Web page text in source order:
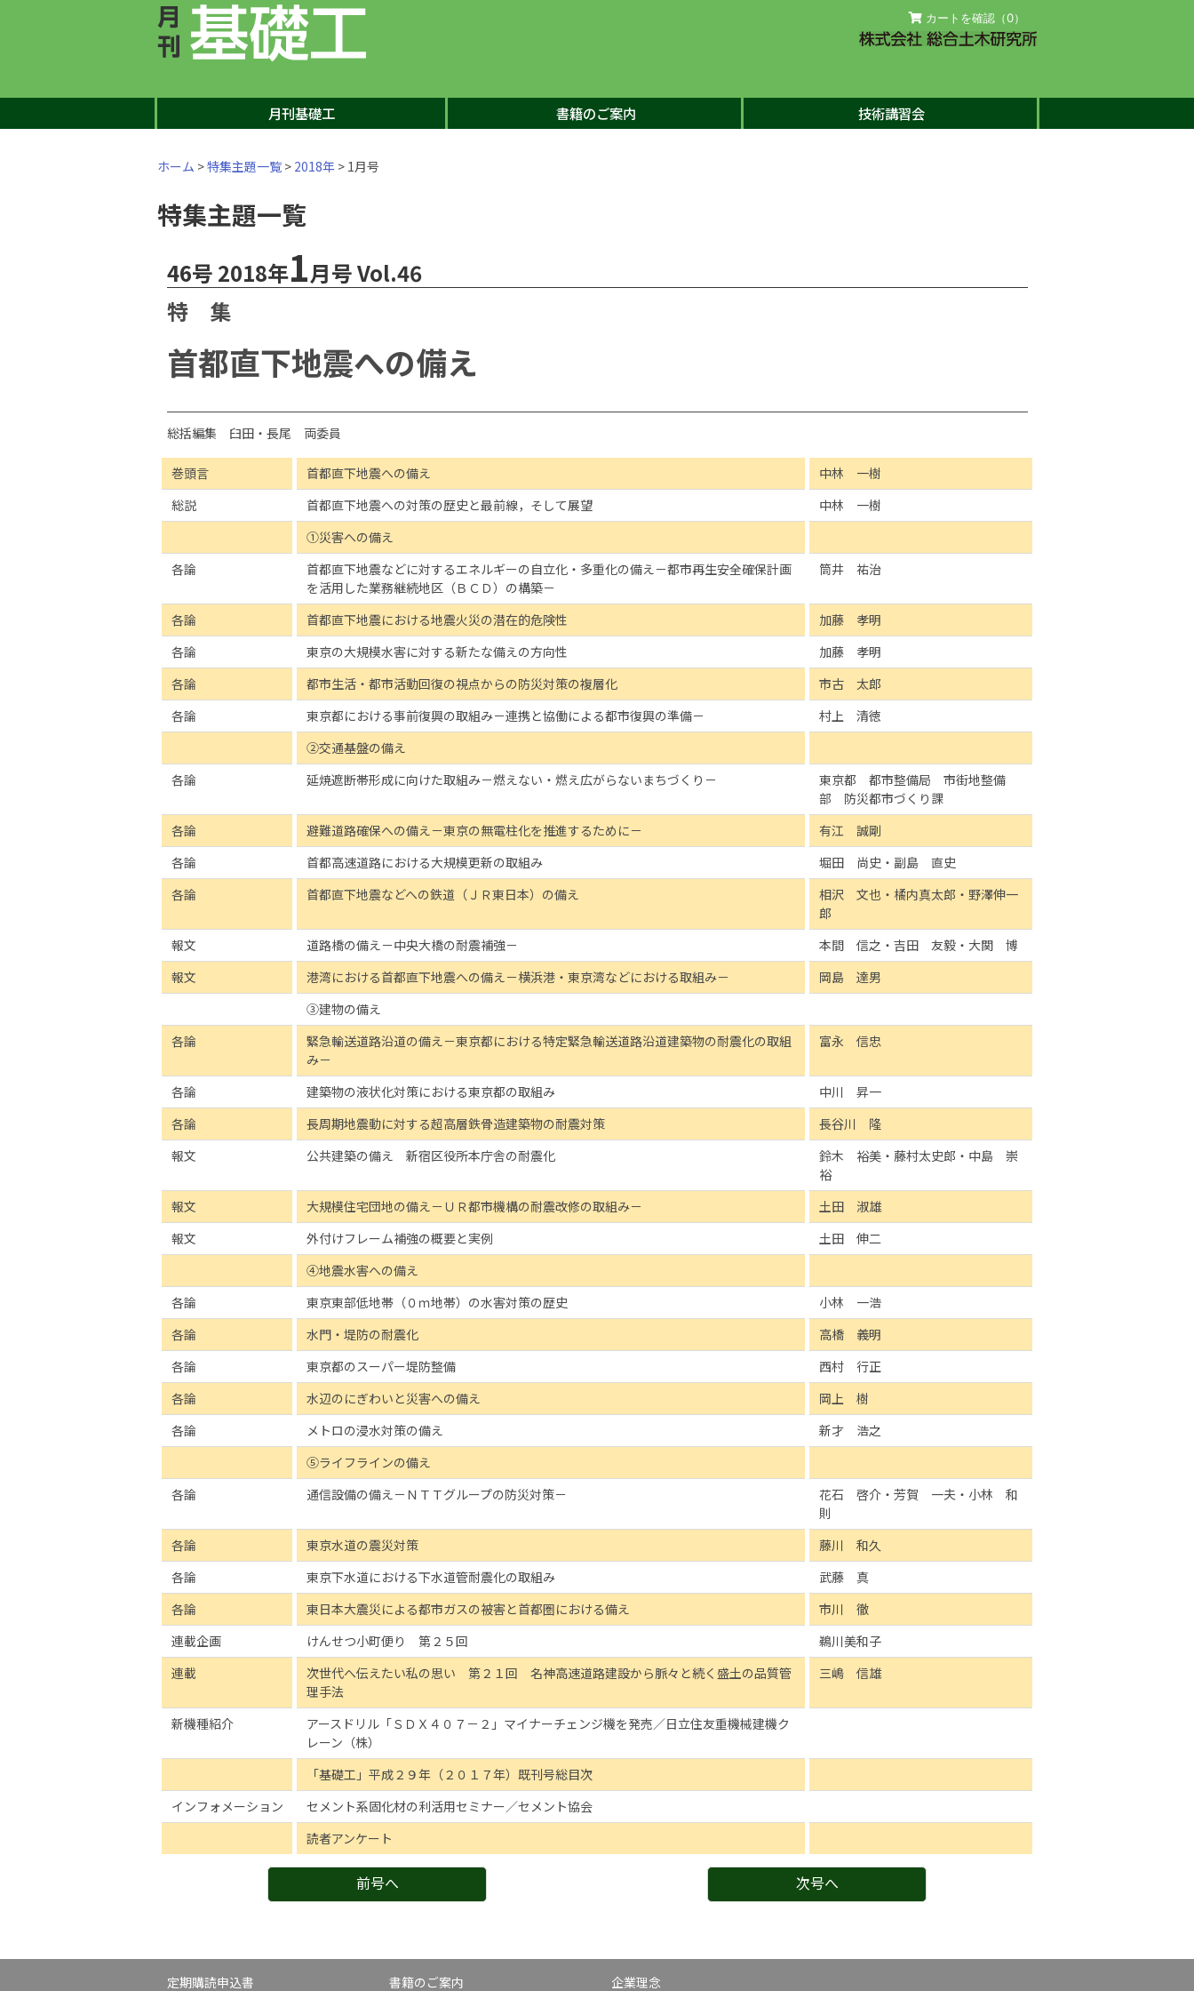
カートを確認（0）
月刊基礎工 書籍のご案内 技術講習会
ホーム >特集主題一覧 > 2018年 > 1月号
特集主題一覧
46号 2018年1月号 Vol.46
特 集
首都直下地震への備え
総括編集 臼田・長尾 両委員
巻頭言 首都直下地震への備え
中林 一樹
総説
首都直下地震への対策の歴史と最前線，そして展望
中林 一樹
①災害への備え
各論
首都直下地震などに対するエネルギーの自立化・多重化の備え－都市再生安全確保計画
を活用した業務継続地区（ＢＣＤ）の構築－
筒井 祐治
各論 首都直下地震における地震火災の潜在的危険性
加藤 孝明
各論
東京の大規模水害に対する新たな備えの方向性
加藤 孝明
各論
都市生活・都市活動回復の視点からの防災対策の複層化
市古 太郎
各論
東京都における事前復興の取組み－連携と協働による都市復興の準備－
村上 清徳
②交通基盤の備え
各論
延焼遮断帯形成に向けた取組み－燃えない・燃え広がらないまちづくり－
東京都 都市整備局 市街地整備
部 防災都市づくり課
各論
避難道路確保への備え－東京の無電柱化を推進するために－
有江 誠剛
各論
首都高速道路における大規模更新の取組み
堀田 尚史・副島 直史
各論
首都直下地震などへの鉄道（ＪＲ東日本）の備え
相沢 文也・橘内真太郎・野澤伸一
郎
報文
道路橋の備え－中央大橋の耐震補強－
本間 信之・吉田 友毅・大関 博
報文
港湾における首都直下地震への備え－横浜港・東京湾などにおける取組み－
岡島 達男
③建物の備え
各論
緊急輸送道路沿道の備え－東京都における特定緊急輸送道路沿道建築物の耐震化の取組
み－
富永 信忠
各論 建築物の液状化対策における東京都の取組み
中川 昇一
各論
長周期地震動に対する超高層鉄骨造建築物の耐震対策
長谷川 隆
報文
公共建築の備え 新宿区役所本庁舎の耐震化
鈴木 裕美・藤村太史郎・中島 崇
裕
報文
大規模住宅団地の備え－ＵＲ都市機構の耐震改修の取組み－
土田 淑雄
報文
外付けフレーム補強の概要と実例
土田 伸二
④地震水害への備え
各論
東京東部低地帯（０ｍ地帯）の水害対策の歴史
小林 一浩
各論
水門・堤防の耐震化
高橋 義明
各論
東京都のスーパー堤防整備
西村 行正
各論
水辺のにぎわいと災害への備え
岡上 樹
各論
メトロの浸水対策の備え
新才 浩之
⑤ライフラインの備え
各論
通信設備の備え－ＮＴＴグループの防災対策－
花石 啓介・芳賀 一夫・小林 和
則
各論
東京水道の震災対策
藤川 和久
各論
東京下水道における下水道管耐震化の取組み
武藤 真
各論
東日本大震災による都市ガスの被害と首都圏における備え
市川 徹
連載企画
けんせつ小町便り 第２５回
鵜川美和子
連載
次世代へ伝えたい私の思い 第２１回 名神高速道路建設から脈々と続く盛土の品質管
理手法
三嶋 信雄
新機種紹介
アースドリル「ＳＤＸ４０７－２」マイナーチェンジ機を発売／日立住友重機械建機ク
レーン（株）
「基礎工」平成２９年（２０１７年）既刊号総目次
インフォメーション
セメント系固化材の利活用セミナー／セメント協会
読者アンケート
前号へ 次号へ
定期購読申込書 書籍のご案内 企業理念